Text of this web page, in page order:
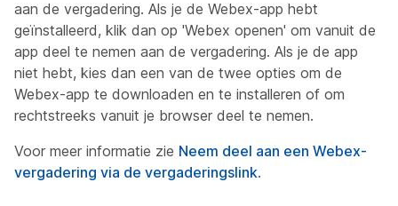
aan de vergadering. Als je de Webex-app hebt
geïnstalleerd, klik dan op 'Webex openen' om vanuit de
app deel te nemen aan de vergadering. Als je de app
niet hebt, kies dan een van de twee opties om de
Webex-app te downloaden en te installeren of om
rechtstreeks vanuit je browser deel te nemen.
Voor meer informatie zie Neem deel aan een Webex-
vergadering via de vergaderingslink.